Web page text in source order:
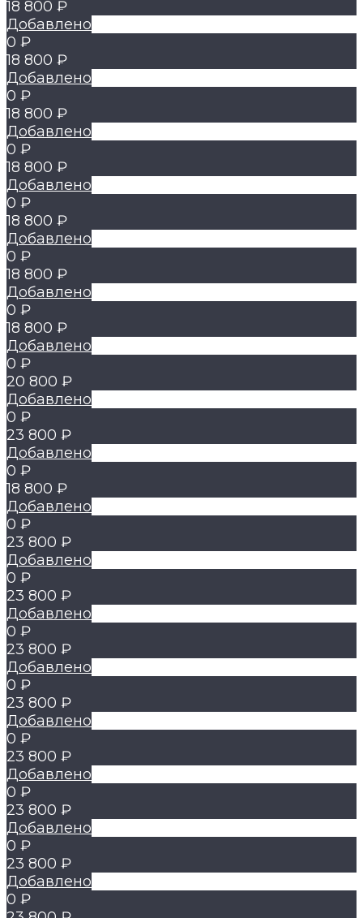
18 800 ₽
Добавлено
0 ₽
18 800 ₽
Добавлено
0 ₽
18 800 ₽
Добавлено
0 ₽
18 800 ₽
Добавлено
0 ₽
18 800 ₽
Добавлено
0 ₽
18 800 ₽
Добавлено
0 ₽
18 800 ₽
Добавлено
0 ₽
20 800 ₽
Добавлено
0 ₽
23 800 ₽
Добавлено
0 ₽
18 800 ₽
Добавлено
0 ₽
23 800 ₽
Добавлено
0 ₽
23 800 ₽
Добавлено
0 ₽
23 800 ₽
Добавлено
0 ₽
23 800 ₽
Добавлено
0 ₽
23 800 ₽
Добавлено
0 ₽
23 800 ₽
Добавлено
0 ₽
23 800 ₽
Добавлено
0 ₽